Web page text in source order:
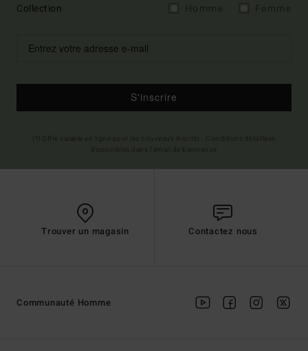
Collection
S'inscrire
Trouver un magasin Contactez nous
Communauté Homme